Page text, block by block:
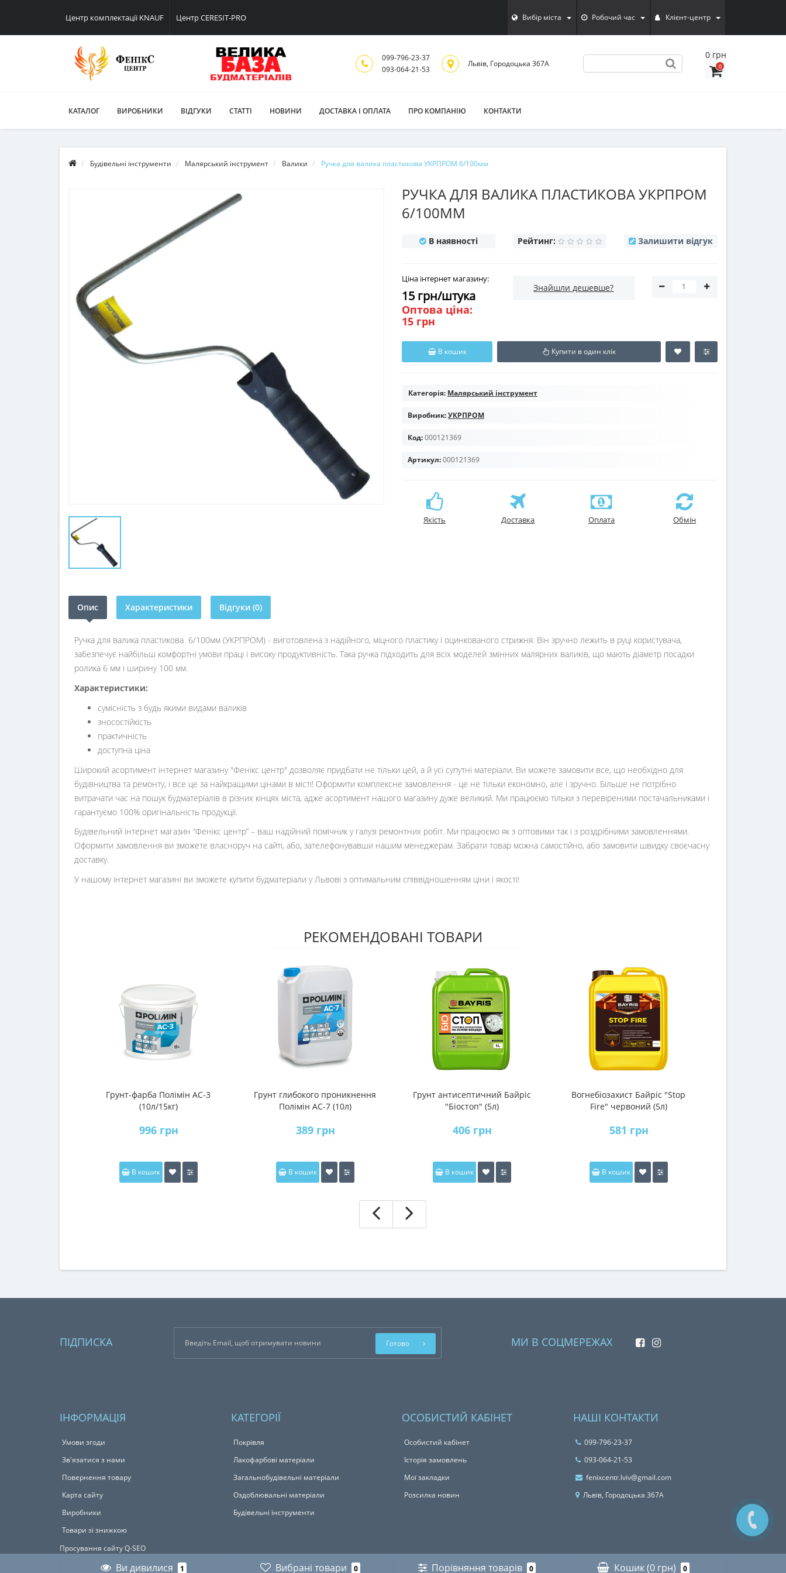
Центр комплектації KNAUF Центр CERESIT-PRO Вибiр мiста Робочий час Клієнт-центр
099-796-23-37
093-064-21-53
Львiв, Городоцька 367А
0 грн
0
КАТАЛОГ ВИРОБНИКИ ВІДГУКИ СТАТТІ НОВИНИ ДОСТАВКА І ОПЛАТА ПРО КОМПАНІЮ КОНТАКТИ
Будівельні інструменти Малярський інструмент Валики Ручка для валика пластикова УКРПРОМ 6/100мм
РУЧКА ДЛЯ ВАЛИКА ПЛАСТИКОВА УКРПРОМ
6/100ММ
В наявності Рейтинг: Залишити відгук
Ціна інтернет магазину:
15 грн/штука
Оптова ціна:
15 грн
Знайшли дешевше?
В кошик Купити в один клік
Категорія: Малярський інструмент
Виробник:УКРПРОМ
Код:000121369
Артикул:000121369
Якість Доставка Оплата Обмін
Опис Характеристики Відгуки (0)
Ручка для валика пластикова 6/100мм (УКРПРОМ) - виготовлена з надійного, міцного пластику і оцинкованого стрижня. Він зручно лежить в руці користувача,
забезпечує найбільш комфортні умови праці і високу продуктивність. Така ручка підходить для всіх моделей змінних малярних валиків, що мають діаметр посадки
ролика 6 мм і ширину 100 мм.
Характеристики:
сумісність з будь якими видами валиків
зносостійкість
практичність
доступна ціна
Широкий асортимент інтернет магазину "Фенікс центр" дозволяє придбати не тільки цей, а й усі супутні матеріали. Ви можете замовити все, що необхідно для
будівництва та ремонту, і все це за найкращими цінами в місті! Оформити комплексне замовлення - це не тільки економно, але і зручно. Більше не потрібно
витрачати час на пошук будматеріалів в різних кінцях міста, адже асортимент нашого магазину дуже великий. Ми працюємо тільки з перевіреними постачальниками і
гарантуємо 100% оригінальність продукції.
Будівельний інтернет магазин “Фенікс центр” – ваш надійний помічник у галузі ремонтних робіт. Ми працюємо як з оптовими так і з роздрібними замовленнями.
Оформити замовлення ви зможете власноруч на сайті, або, зателефонувавши нашим менеджерам. Забрати товар можна самостійно, або замовити швидку своєчасну
доставку.
У нашому інтернет магазині ви зможете купити будматеріали у Львові з оптимальним співвідношенням ціни і якості!
РЕКОМЕНДОВАНІ ТОВАРИ
Грунт-фарба Полімін АС-3
(10л/15кг)
996 грн
В кошик
Грунт глибокого проникнення
Полімін АС-7 (10л)
389 грн
В кошик
Грунт антисептичний Байріс
"Біостоп" (5л)
406 грн
В кошик
Вогнебіозахист Байріс "Stop
Fire" червоний (5л)
581 грн
В кошик
ПІДПИСКА Готово МИ В СОЦМЕРЕЖАХ
ІНФОРМАЦІЯ
Умови згоди
Зв'язатися з нами
Повернення товару
Карта сайту
Виробники
Товари зі знижкою
Просування сайту Q-SEO
КАТЕГОРІЇ
Покрівля
Лакофарбові матеріали
Загальнобудівельні матеріали
Оздоблювальні матеріали
Будівельні інструменти
ОСОБИСТИЙ КАБІНЕТ
Особистий кабінет
Історія замовлень
Мої закладки
Розсилка новин
НАШІ КОНТАКТИ
099-796-23-37
093-064-21-53
fenixcentr.lviv@gmail.com
Львiв, Городоцька 367А
Ви дивилися 1 Вибрані товари 0 Порівняння товарів 0 Кошик (0 грн) 0